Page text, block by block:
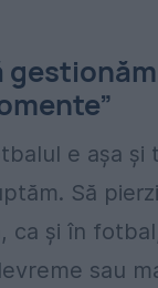
e așa și
Să
ca și în
sau